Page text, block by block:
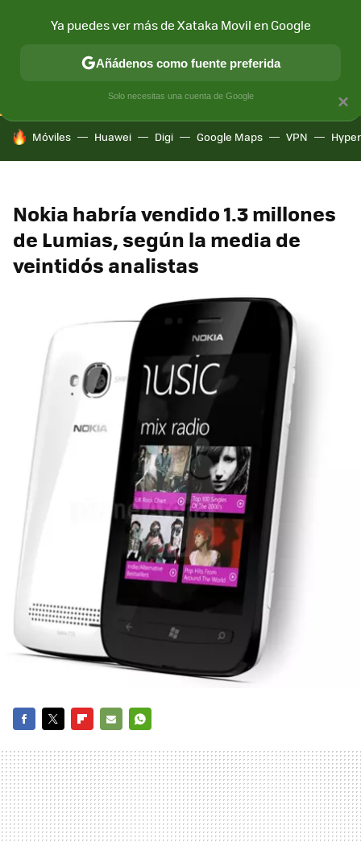
CONECTIVIDAD MÓVIL Y SOCIEDAD APLICACIONES
HOY SE HABLA DE
Móviles Huawei Digi Google Maps VPN
Nokia habría vendido 1.3 millones
de Lumias, según la media de
veintidós analistas
MAIL
×
Ya puedes ver más de Xataka Movil en Google
Añádenos como fuente preferida
Solo necesitas una cuenta de Google